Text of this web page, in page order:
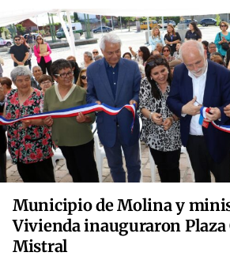
Municipio de Molina y
Vivienda inauguraron Plaza
Mistral